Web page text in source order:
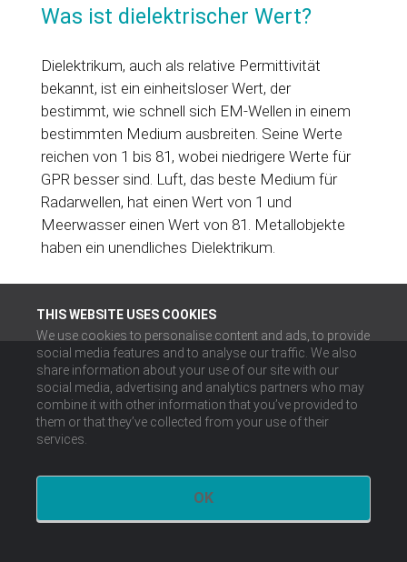
THIS WEBSITE USES COOKIES
We use cookies to personalise content and ads, to provide
social media features and to analyse our traffic. We also
share information about your use of our site with our
social media, advertising and analytics partners who may
combine it with other information that you’ve provided to
them or that they’ve collected from your use of their
services.
OK
Was ist dielektrischer Wert?
Dielektrikum, auch als relative Permittivität
bekannt, ist ein einheitsloser Wert, der
bestimmt, wie schnell sich EM-Wellen in einem
bestimmten Medium ausbreiten. Seine Werte
reichen von 1 bis 81, wobei niedrigere Werte für
GPR besser sind. Luft, das beste Medium für
Radarwellen, hat einen Wert von 1 und
Meerwasser einen Wert von 81. Metallobjekte
haben ein unendliches Dielektrikum.